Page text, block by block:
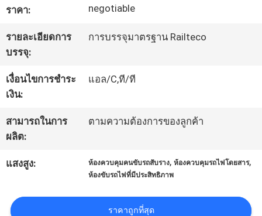
ทัวร์
โรงงาน
คุณภาพ
ติดต่อ
เรา
ราคา: negotiable
รายละเอียดการ
บรรจุ:
การบรรจุมาตรฐาน Railteco
เงื่อนไขการชำระ
เงิน:
แอล/C,ที/ที
สามารถในการ
ผลิต:
ตามความต้องการของลูกค้า
แสงสูง: ห้องควบคุมคนขับรถสับราง,ห้องควบคุมรถไฟโดยสาร,
ห้องขับรถไฟที่มีประสิทธิภาพ
ราคาถูกที่สุด